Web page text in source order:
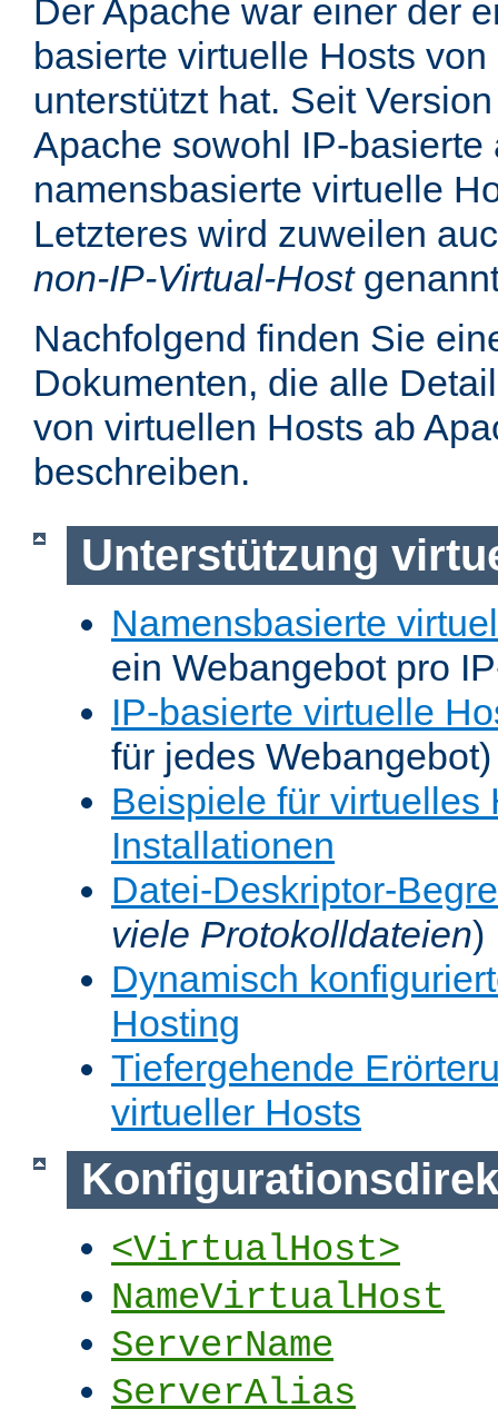
Der Apache war einer der
basierte virtuelle Hosts
unterstützt hat. Seit
Apache sowohl IP-basierte
namensbasierte virtuelle
Letzteres wird zuweilen
non-IP-Virtual-Host
Nachfolgend finden Sie
Dokumenten, die alle
von virtuellen Hosts ab
beschreiben.
Unterstützung
Namensbasierte
ein Webangebot pro
IP-basierte virtuelle
für jedes Webangebot)
Beispiele für virtuelles
Installationen
Datei-Deskriptor-
viele Protokolldateien)
Dynamisch
Hosting
Tiefergehende
virtueller Hosts
<VirtualHost>
NameVirtualHost
ServerName
ServerAlias